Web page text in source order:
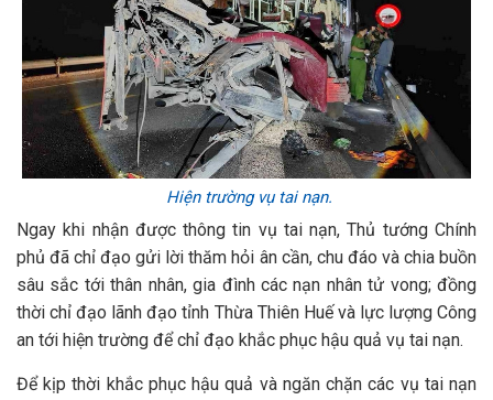
Hiện trường vụ tai nạn.
Ngay khi nhận được thông tin vụ tai nạn, Thủ tướng Chính
phủ đã chỉ đạo gửi lời thăm hỏi ân cần, chu đáo và chia buồn
sâu sắc tới thân nhân, gia đình các nạn nhân tử vong; đồng
thời chỉ đạo lãnh đạo tỉnh Thừa Thiên Huế và lực lượng Công
an tới hiện trường để chỉ đạo khắc phục hậu quả vụ tai nạn.
Để kịp thời khắc phục hậu quả và ngăn chặn các vụ tai nạn